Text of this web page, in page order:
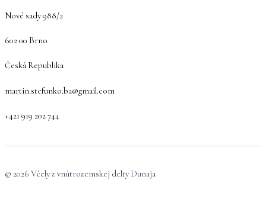
Nové sady 988/2
602 00 Brno
Česká Republika
martin.stefunko.ba@gmail.com
+421 919 202 744
© 2026 Včely z vnútrozemskej delty Dunaja